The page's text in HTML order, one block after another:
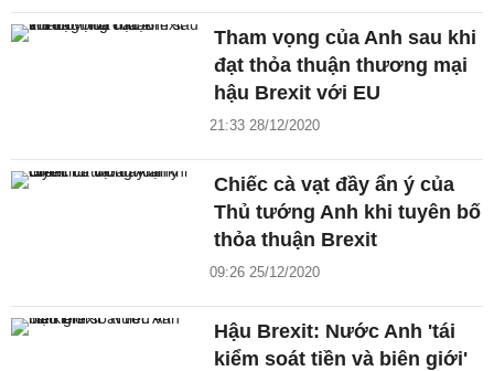
Tham vọng của Anh sau khi
đạt thỏa thuận thương mại
hậu Brexit với EU
21:33 28/12/2020
Chiếc cà vạt đầy ẩn ý của
Thủ tướng Anh khi tuyên bố
thỏa thuận Brexit
09:26 25/12/2020
Hậu Brexit: Nước Anh 'tái
kiểm soát tiền và biên giới'